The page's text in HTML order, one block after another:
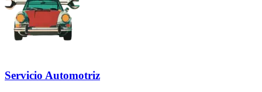
Servicio Automotriz